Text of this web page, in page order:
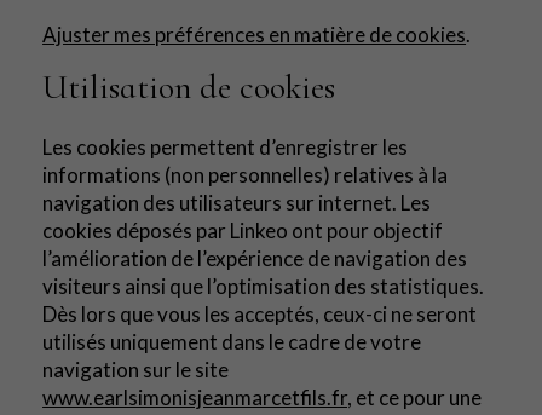
Ajuster mes préférences en matière de cookies.
Utilisation de cookies
Les cookies permettent d’enregistrer les
informations (non personnelles) relatives à la
navigation des utilisateurs sur internet. Les
cookies déposés par Linkeo ont pour objectif
l’amélioration de l’expérience de navigation des
visiteurs ainsi que l’optimisation des statistiques.
Dès lors que vous les acceptés, ceux-ci ne seront
utilisés uniquement dans le cadre de votre
navigation sur le site
www.earlsimonisjeanmarcetfils.fr, et ce pour une